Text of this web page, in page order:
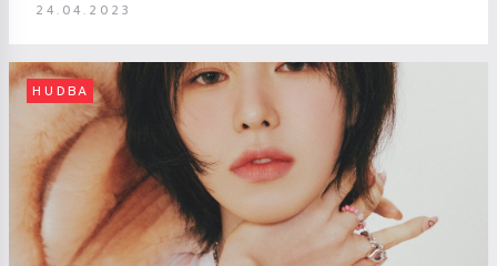
24.04.2023
HUDBA